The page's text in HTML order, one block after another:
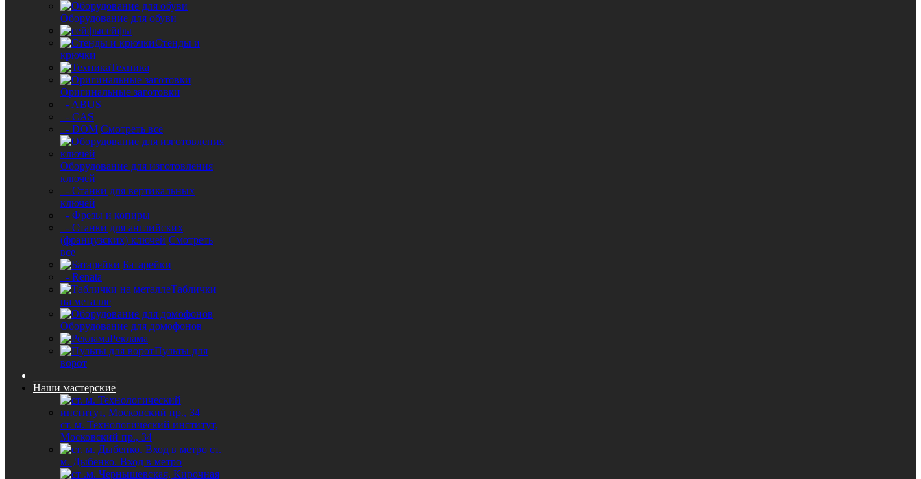
Оборудование для обуви
сейфы
Стенды и
крючки
Техника
Оригинальные заготовки
- ABUS
- CAS
- DOM Смотреть все
Оборудование для изготовления
ключей
- Станки для вертикальных
ключей
- Фрезы и копиры
- Станки для английских
(французских) ключей Смотреть
все
Батарейки
- Renata
Таблички
на металле
Оборудование для домофонов
Реклама
Пульты для
ворот
Наши мастерские
ст. м. Технологический институт,
Московский пр., 34
ст.
м. Дыбенко. Вход в метро